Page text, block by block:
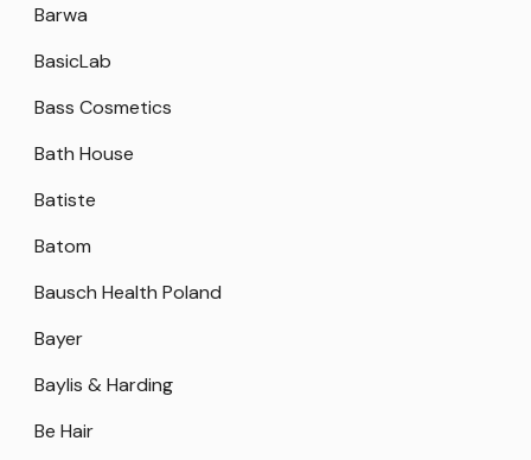
Barwa
BasicLab
Bass Cosmetics
Bath House
Batiste
Batom
Bausch Health Poland
Bayer
Baylis & Harding
Be Hair